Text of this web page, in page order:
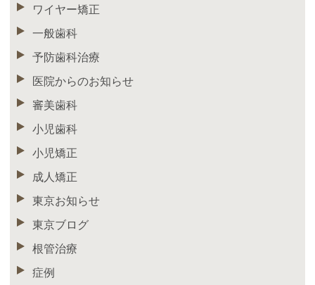
ワイヤー矯正
一般歯科
予防歯科治療
医院からのお知らせ
審美歯科
小児歯科
小児矯正
成人矯正
東京お知らせ
東京ブログ
根管治療
症例